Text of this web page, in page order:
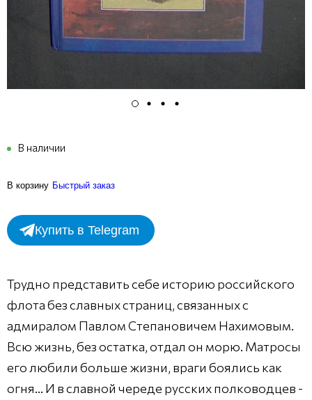
В наличии
В корзину Быстрый заказ
Купить в Telegram
Трудно представить себе историю российского
флота без славных страниц, связанных с
адмиралом Павлом Степановичем Нахимовым.
Всю жизнь, без остатка, отдал он морю. Матросы
его любили больше жизни, враги боялись как
огня... И в славной череде русских полководцев -